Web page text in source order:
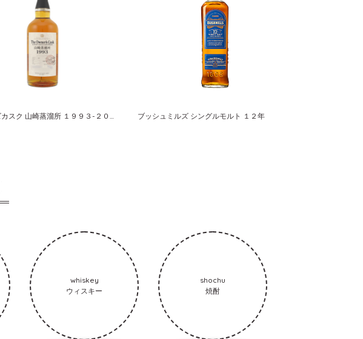
オーナーズカスク 山崎蒸溜所 １９９３-２００８ バーレル サントリーシングルカスクウイスキー ブッシュミルズ シングルモルト １２年
whiskey
ウィスキー
shochu
焼酎